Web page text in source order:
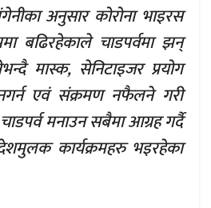
अनुसार कोरोना भाइरस
बढिरहेकाले चाडपर्वमा झन्
मास्क, सेनिटाइजर प्रयोग
एवं संक्रमण नफैलने गरी
मनाउन सबैमा आग्रह गर्दै
कार्यक्रमहरु भइरहेका